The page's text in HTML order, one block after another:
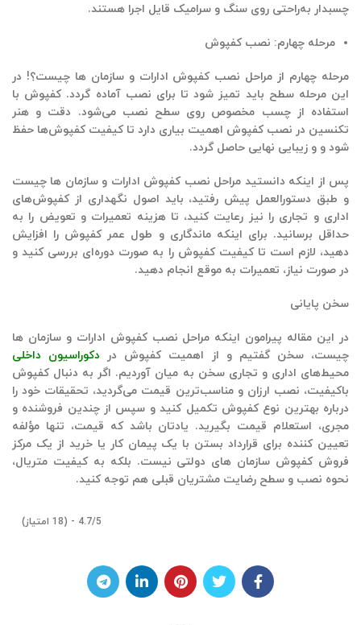
چسبدار به‌راحتی روی سنگ و سرامیک قایل اجرا هستند.
مرحله چهارم: نصب کفپوش
مرحله چهارم از مراحل نصب کفپوش ادارات و سازمان ها چیست؟! در
این مرحله سطح باید تمیز ‌شود تا برای نصب آماده گردد. کفپوش با
استفاده از چسب مخصوص روی سطح نصب می‌شود. دقت و هنر
تکنسین در نصب کفپوش اهمیت بیاری دارد تا کیفیت کفپوش‌ها حفظ
شود و و زیبایی نهایی حاصل گردد.
پس از اینکه دانستید مراحل نصب کفپوش ادارات و سازمان ها چیست
و طبق دستورالعمل پیش رفتید، باید اصول نگهداری از کفپوش‌های
اداری و تجاری را نیز رعایت کنید، تا هزینه تعمیرات و تعویض را به
حداقل برسانید. برای اینکه ماندگاری و طول عمر کفپوش را افزایش
دهید، لازم است تا کیفیت کفپوش را به صورت دوره‌ای بررسی کنید و
در صورت نیاز، تعمیرات به موقع انجام دهید.
سخن پایانی
در این مقاله پیرامون اینکه مراحل نصب کفپوش ادارات و سازمان ها
چیست، سخن گفتیم و از اهمیت کفپوش در دکوراسیون داخلی
محیط‌های اداری و تجاری سخن به میان آوردیم. اگر به دنبال کفپوش
باکیفیت، نصب ارزان و مناسب‌ترین قیمت می‌گردید، تحقیقات خود را
درباره بهترین نوع کفپوش تکمیل کنید و سپس از چندین فروشنده و
مجری، استعلام قیمت بگیرید. یادتان باشد که قیمت، تنها مؤلفه
تعیین کننده برای قرارداد بستن با یک پیمان کار یا خرید از یک مرکز
فروش کفپوش سازمان‌ های دولتی نیست. بلکه به کیفیت متریال،
نحوه نصب و سطح رضایت مشتریان قبلی هم توجه کنید.
4.7/5 - (18 امتیاز)